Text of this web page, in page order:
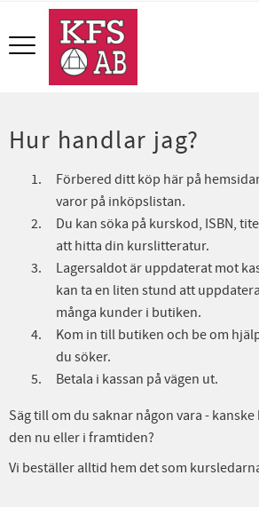
Meny
Hur handlar jag?
Förbered ditt köp här på
varor på inköpslistan.
Du kan söka på kurskod, ISBN,
att hitta din kurslitteratur.
Lagersaldot är uppdaterat mot
kan ta en liten stund att
många kunder i butiken.
Kom in till butiken och be om
du söker.
Betala i kassan på vägen ut.
Säg till om du saknar någon vara -
den nu eller i framtiden?
Vi beställer alltid hem det som